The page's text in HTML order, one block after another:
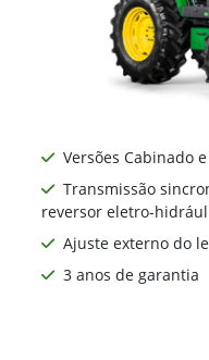
Versões Cabinado
Transmissão
reversor eletro-
Ajuste externo do
3 anos de garantia